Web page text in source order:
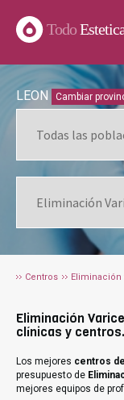
Todo
LEON Cambiar
Centros Eliminación
Eliminación
clínicas y
Los mejores centros
presupuesto de
mejores equipos de